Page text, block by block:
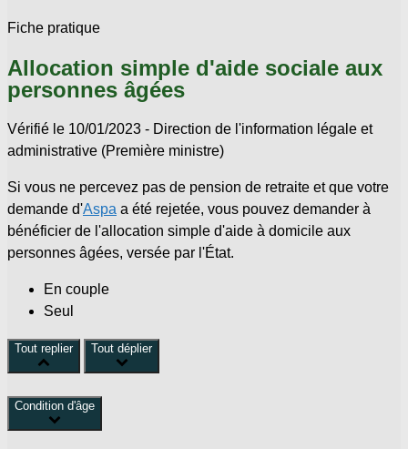
Fiche pratique
Allocation simple d'aide sociale aux
personnes âgées
Vérifié le 10/01/2023 - Direction de l'information légale et
administrative (Première ministre)
Si vous ne percevez pas de pension de retraite et que votre
demande d'Aspa a été rejetée, vous pouvez demander à
bénéficier de l'allocation simple d'aide à domicile aux
personnes âgées, versée par l'État.
En couple
Seul
Tout replier Tout déplier
Condition d'âge